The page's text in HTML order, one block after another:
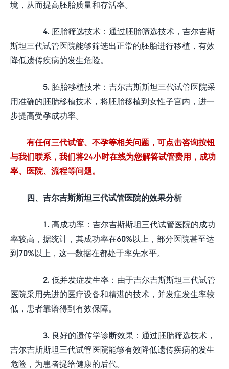
境，从而提高胚胎质量和存活率。
4. 胚胎筛选技术：通过胚胎筛选技术，吉尔吉斯
斯坦三代试管医院能够筛选出正常的胚胎进行移植，有效
降低遗传疾病的发生危险。
5. 胚胎移植技术：吉尔吉斯斯坦三代试管医院采
用准确的胚胎移植技术，将胚胎移植到女性子宫内，进一
步提高受孕成功率。
有任何三代试管、不孕等相关问题，可点击咨询按钮
与我们联系，我们将24小时在线为您解答试管费用，成功
率、医院、流程等问题。
四、吉尔吉斯斯坦三代试管医院的效果分析
1. 高成功率：吉尔吉斯斯坦三代试管医院的成功
率较高，据统计，其成功率在60%以上，部分医院甚至达
到70%以上，这一数据在都处于率先水平。
2. 低并发症发生率：由于吉尔吉斯斯坦三代试管
医院采用先进的医疗设备和精湛的技术，并发症发生率较
低，患者靠谱得到有效保障。
3. 良好的遗传学诊断效果：通过胚胎筛选技术，
吉尔吉斯斯坦三代试管医院能够有效降低遗传疾病的发生
危险，为患者提给健康的后代。